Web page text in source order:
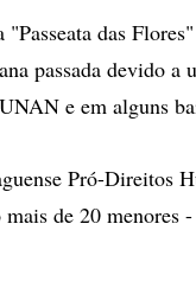
"Passeata das
passada devido
e em alguns
Pró-Direitos
de 20 menores